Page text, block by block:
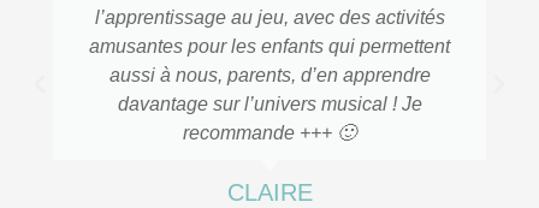
l’apprentissage au jeu, avec des activités
amusantes pour les enfants qui permettent
aussi à nous, parents, d’en apprendre
davantage sur l’univers musical ! Je
recommande +++ 🙂
CLAIRE